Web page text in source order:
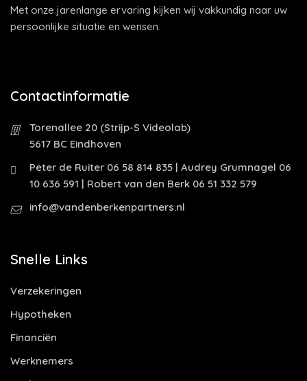
Met onze jarenlange ervaring kijken wij vakkundig naar uw
persoonlijke situatie en wensen.
Contactinformatie
Torenallee 20 (Strijp-S Videolab)
5617 BC Eindhoven
Peter de Ruiter 06 58 814 835 | Audrey Grumnagel 06
10 636 591 | Robert van den Berk 06 51 332 579
info@vandenberkenpartners.nl
Snelle Links
Verzekeringen
Hypotheken
Financiën
Werknemers